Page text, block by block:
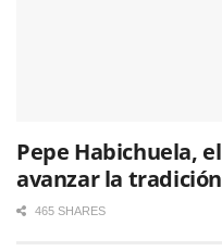
Pepe Habichuela,
avanzar la tradición
465 SHARES